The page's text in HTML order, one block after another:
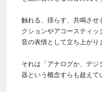
触れる、揺らす、共鳴さ
クションやアコースティッ
音の表情として立ち上がり
それは「アナログか、デジ
器という概念すらも超えて